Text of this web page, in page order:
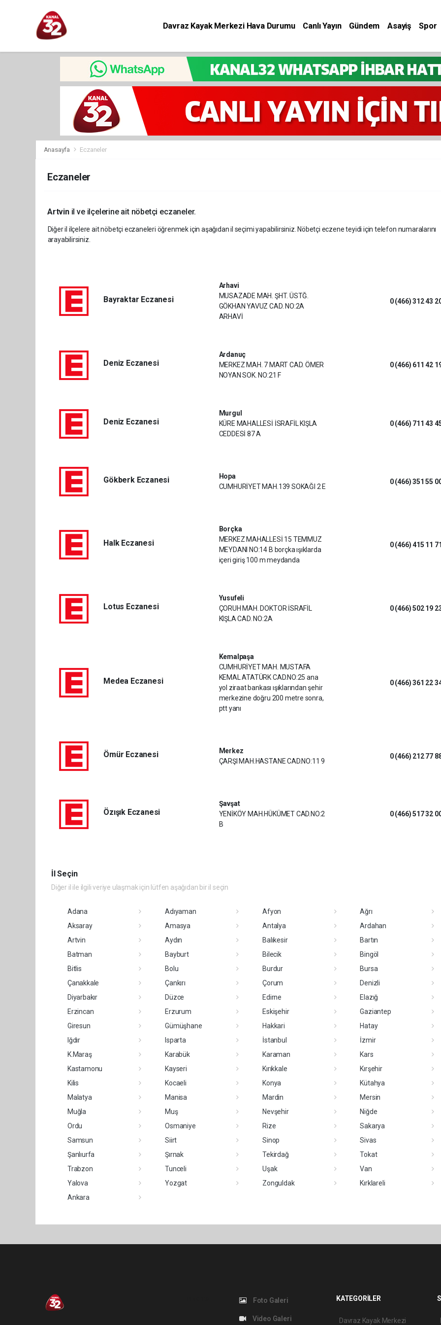
Davraz Kayak Merkezi Hava Durumu Canlı Yayın Gündem Asayiş Spor
Anasayfa Eczaneler
Eczaneler
Artvinil ve ilçelerine ait nöbetçi eczaneler.
Diğer il ilçelere ait nöbetçi eczaneleri öğrenmek için aşağıdan il seçimi yapabilirsiniz. Nöbetçi eczene teyidi için telefon numaralarını
arayabilirsiniz.
Bayraktar Eczanesi
Arhavi
MUSAZADE MAH. ŞHT. ÜSTĞ.
GÖKHAN YAVUZ CAD. NO:2A
ARHAVİ
0 (466) 312 43
Deniz Eczanesi
Ardanuç
MERKEZ MAH. 7 MART CAD. ÖMER
NOYAN SOK. NO:21 F
0 (466) 611 42
Deniz Eczanesi
Murgul
KÜRE MAHALLESİ İSRAFİL KIŞLA
CEDDESİ 87 A
0 (466) 711 43
Gökberk Eczanesi
Hopa
CUMHURİYET MAH.139 SOKAĞI 2 E
0 (466) 351 55
Halk Eczanesi
Borçka
MERKEZ MAHALLESİ 15 TEMMUZ
MEYDANI NO:14 B borçka ışıklarda
içeri giriş 100 m meydanda
0 (466) 415 11 71
Lotus Eczanesi
Yusufeli
ÇORUH MAH. DOKTOR İSRAFİL
KIŞLA CAD. NO:2A
0 (466) 502 19
Medea Eczanesi
Kemalpaşa
CUMHURİYET MAH. MUSTAFA
KEMAL ATATÜRK CAD.NO:25 ana
yol ziraat bankası ışıklarından şehir
merkezine doğru 200 metre sonra,
ptt yanı
0 (466) 361 22
Ömür Eczanesi
Merkez
ÇARŞI MAH.HASTANE CAD.NO:11 9
0 (466) 212 77
Özışık Eczanesi
Şavşat
YENİKÖY MAH.HÜKÜMET CAD.NO:2
B
0 (466) 517 32
İl Seçin
Diğer il ile ilgili veriye ulaşmak için lütfen aşağıdan bir il seçin
Adana Adıyaman Afyon
Ağrı
Aksaray
Amasya Antalya
Ardahan
Artvin
Aydın Balıkesir
Bartın
Batman
Bayburt Bilecik
Bingöl
Bitlis
Bolu Burdur
Bursa
Çanakkale
Çankırı Çorum
Denizli
Diyarbakır
Düzce Edirne
Elazığ
Erzincan
Erzurum Eskişehir
Gaziantep
Giresun
Gümüşhane Hakkari
Hatay
Iğdır
Isparta İstanbul
İzmir
K.Maraş
Karabük Karaman
Kars
Kastamonu
Kayseri Kırıkkale
Kırşehir
Kilis
Kocaeli Konya
Kütahya
Malatya
Manisa Mardin
Mersin
Muğla
Muş Nevşehir
Niğde
Ordu
Osmaniye Rize
Sakarya
Samsun
Siirt Sinop
Sivas
Şanlıurfa
Şırnak Tekirdağ
Tokat
Trabzon
Tunceli Uşak
Van
Yalova
Yozgat Zonguldak
Kırklareli
Ankara
Foto Galeri
Video Galeri
KATEGORİLER
Davraz Kayak Merkezi